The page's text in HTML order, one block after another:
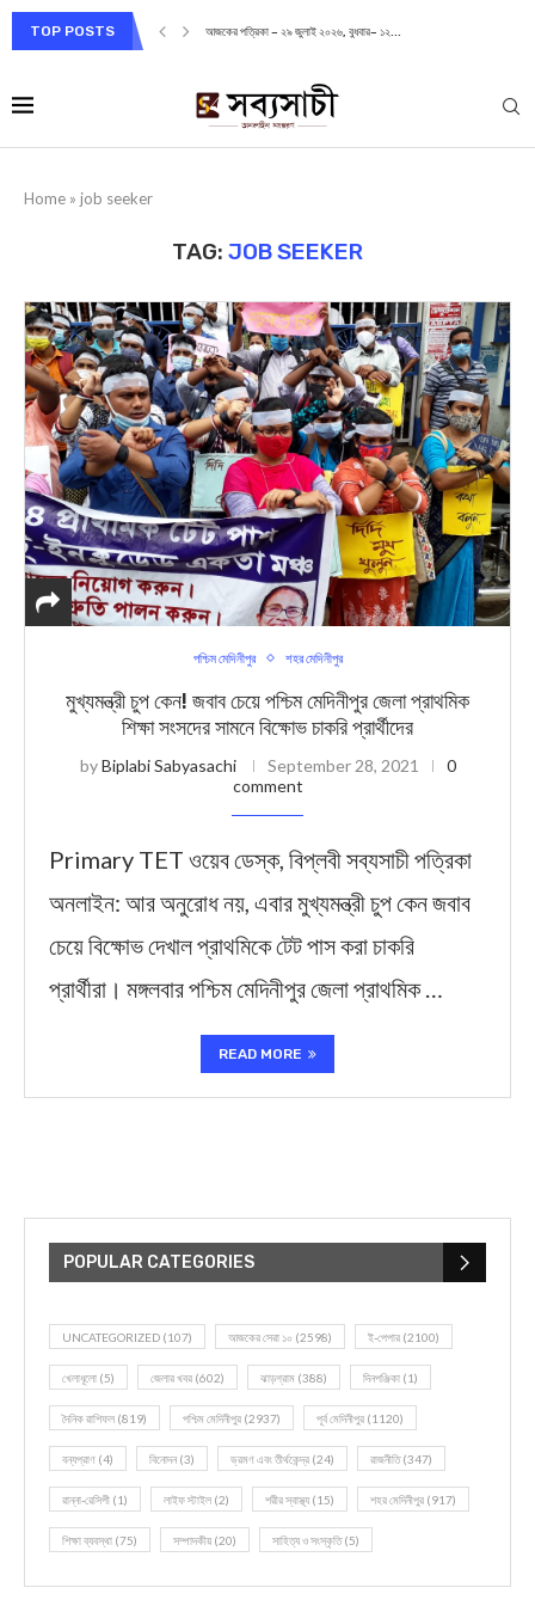
TOP POSTSআজকের পত্রিকা – ২৯ জুলাই ২০২৬, বুধবার– ১২...
Home » job seeker
TAG: JOB SEEKER
পশ্চিম মেদিনীপুর শহর মেদিনীপুর
মুখ্যমন্ত্রী চুপ কেন! জবাব চেয়ে পশ্চিম মেদিনীপুর জেলা প্রাথমিক
শিক্ষা সংসদের সামনে বিক্ষোভ চাকরি প্রার্থীদের
byBiplabi Sabyasachi September 28, 2021
0
comment
Primary TET ওয়েব ডেস্ক, বিপ্লবী সব্যসাচী পত্রিকা
অনলাইন: আর অনুরোধ নয়, এবার মুখ্যমন্ত্রী চুপ কেন জবাব
চেয়ে বিক্ষোভ দেখাল প্রাথমিকে টেট পাস করা চাকরি
প্রার্থীরা। মঙ্গলবার পশ্চিম মেদিনীপুর জেলা প্রাথমিক …
READ MORE
POPULAR CATEGORIES
UNCATEGORIZED (107) আজকের সেরা ১০ (2598) ই-পেপার (2100)
খেলাধূলো (5) জেলার খবর (602) ঝাড়গ্রাম (388) দিনপঞ্জিকা (1)
দৈনিক রাশিফল (819) পশ্চিম মেদিনীপুর (2937) পূর্ব মেদিনীপুর (1120)
বন্যপ্রাণ (4) বিনোদন(3) ভ্রমণ এবং তীর্থকেন্দ্র (24) রাজনীতি(347)
রান্না-রেসিপী (1) লাইফ স্টাইল (2) শরীর স্বাস্থ্য (15) শহর মেদিনীপুর (917)
শিক্ষা ব্যবস্থা (75) সম্পাদকীয় (20) সাহিত্য ও সংস্কৃতি(5)